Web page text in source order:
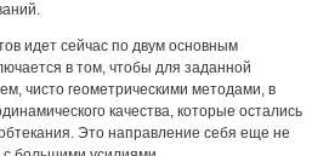
идет сейчас по двум основным
в том, чтобы для заданной
чисто геометрическими методами, в
качества, которые остались
Это направление себя еще не